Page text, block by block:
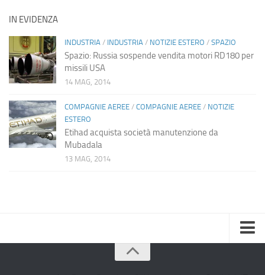
IN EVIDENZA
INDUSTRIA / INDUSTRIA / NOTIZIE ESTERO / SPAZIO
Spazio: Russia sospende vendita motori RD180 per
missili USA
14 MAG, 2014
COMPAGNIE AEREE / COMPAGNIE AEREE / NOTIZIE
ESTERO
Etihad acquista società manutenzione da
Mubadala
13 MAG, 2014